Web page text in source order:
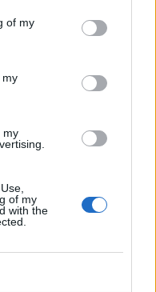
of my
my
my
of my
with the
–